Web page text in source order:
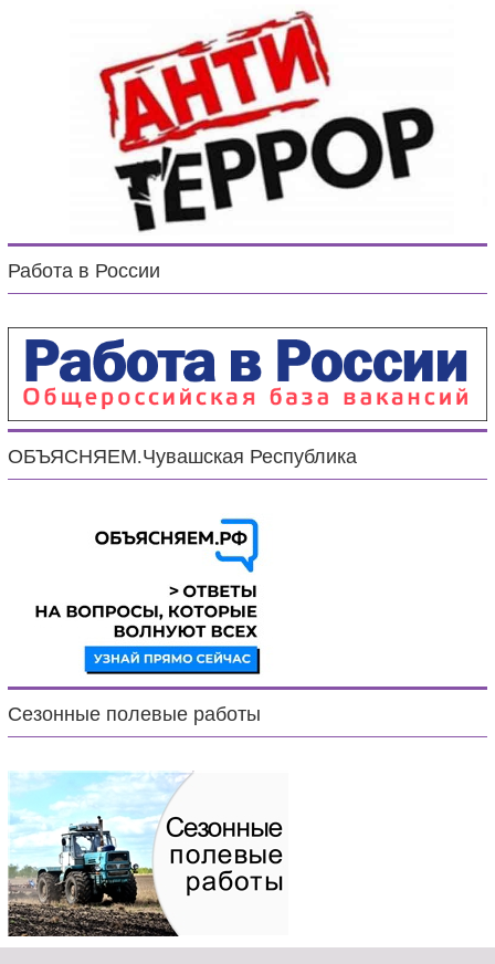
Работа в России
ОБЪЯСНЯЕМ.Чувашская Республика
Сезонные полевые работы